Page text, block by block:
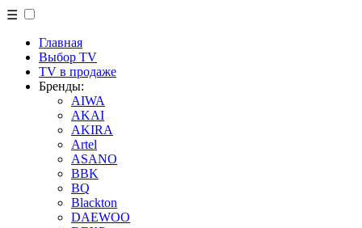
☰
Главная
Выбор TV
TV в продаже
Бренды:
AIWA
AKAI
AKIRA
Artel
ASANO
BBK
BQ
Blackton
DAEWOO